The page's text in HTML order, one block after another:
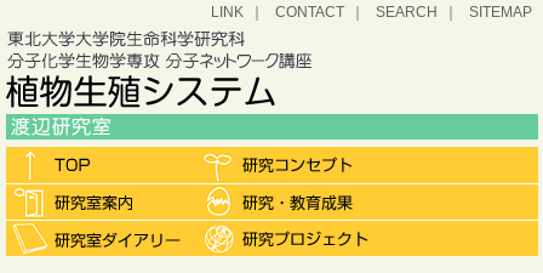
LINK CONTACT SEARCH SITEMAP